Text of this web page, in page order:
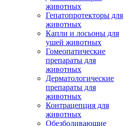
животных
Гепатопротекторы для
животных
Капли и лосьоны для
ушей животных
Гомеопатические
препараты для
животных
Дерматологические
препараты для
животных
Контрацепция для
животных
Обезболивающие